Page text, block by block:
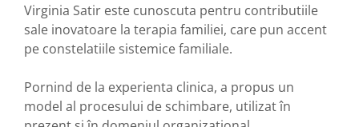
Virginia Satir este cunoscuta pentru contributiile
sale inovatoare la terapia familiei, care pun accent
pe constelatiile sistemice familiale.
Pornind de la experienta clinica, a propus un
model al procesului de schimbare, utilizat în